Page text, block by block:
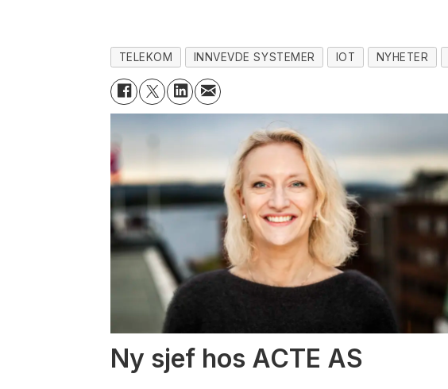
TELEKOM INNVEVDE SYSTEMER IOT NYHETER
Ny sjef hos ACTE AS